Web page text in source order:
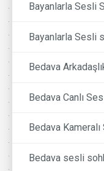
Bayanlarla Sesli
Bayanlarla Sesli
Bedava
Bedava Canlı
Bedava
Bedava sesli